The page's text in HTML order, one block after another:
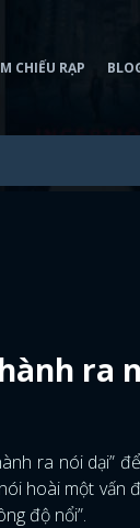
CHIẾU RẠP
ra
ra nói dại”
hoài một vấn
độ nổi”.